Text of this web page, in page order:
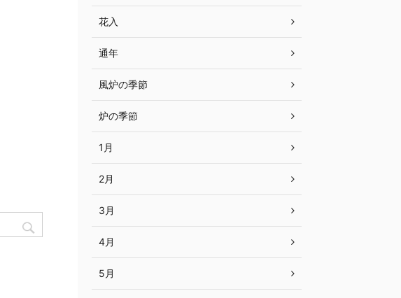
花入
通年
風炉の季節
炉の季節
1月
2月
3月
4月
5月